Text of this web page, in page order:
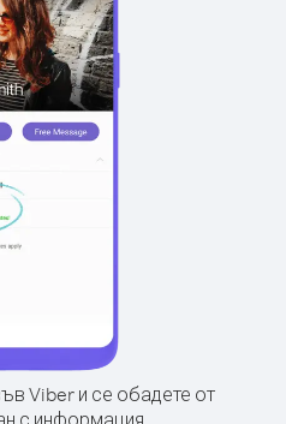
Viber и се обадете от
с информация